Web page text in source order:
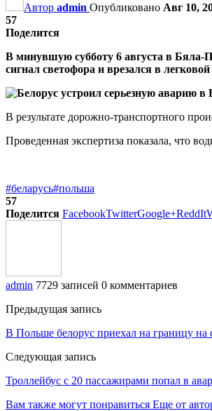
Автор admin Опубликовано Авг 10,
57
Поделится
В минувшую субботу 6 августа в Бяла-
сигнал светофора и врезался в
В результате дорожно-транспортного
Проведенная экспертиза показала, что
#беларусь#польша
57
Поделится FacebookTwitterGoogle+ReddIt
admin 7729 записей 0 комментариев
Предыдущая запись
В Польше белорус приехал на границу на
Следующая запись
Троллейбус с 20 пассажирами попал в
Вам также могут понравиться Еще от